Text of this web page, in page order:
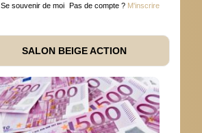
Se souvenir de moi Pas de compte ? M'inscrire
SALON BEIGE ACTION